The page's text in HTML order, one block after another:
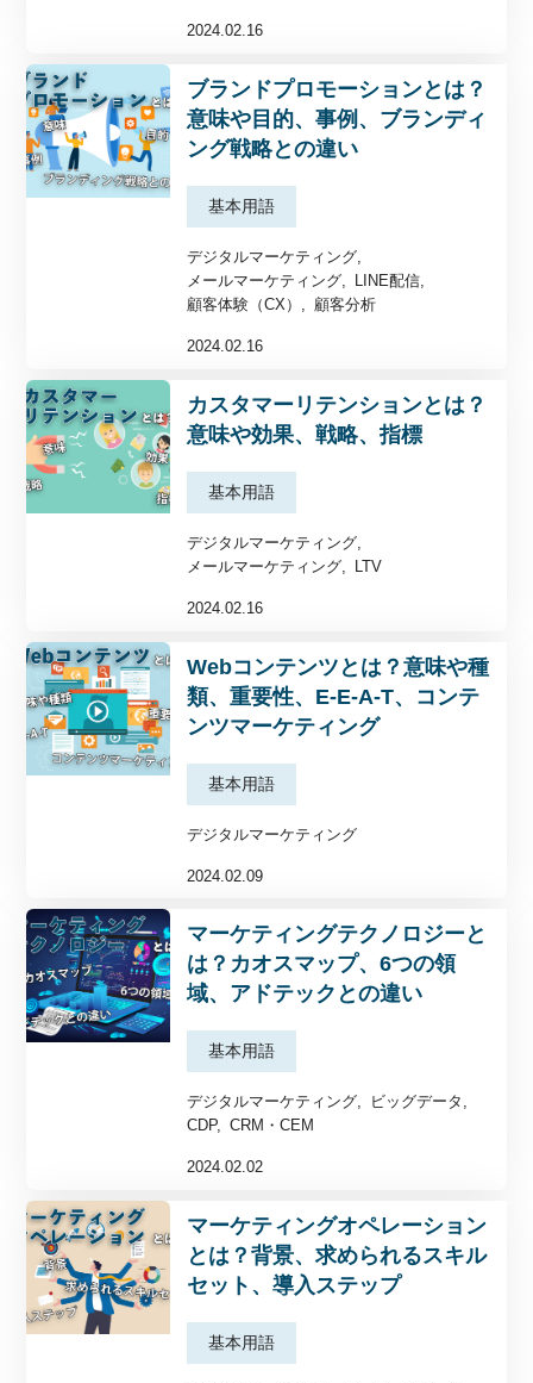
私たちについて
2024.02.16
ブランドプロモーションとは？
意味や目的、事例、ブランディ
ング戦略との違い
基本用語
デジタルマーケティング
メールマーケティング
LINE配信
顧客体験（CX）
顧客分析
2024.02.16
カスタマーリテンションとは？
意味や効果、戦略、指標
基本用語
デジタルマーケティング
メールマーケティング
LTV
2024.02.16
Webコンテンツとは？意味や種
類、重要性、E-E-A-T、コンテ
ンツマーケティング
基本用語
デジタルマーケティング
2024.02.09
マーケティングテクノロジーと
は？カオスマップ、6つの領
域、アドテックとの違い
基本用語
デジタルマーケティング
ビッグデータ
CDP
CRM・CEM
2024.02.02
マーケティングオペレーション
とは？背景、求められるスキル
セット、導入ステップ
基本用語